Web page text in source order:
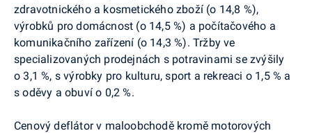
zdravotnického a kosmetického zboží (o 14,8 %),
výrobků pro domácnost (o 14,5 %) a počítačového a
komunikačního zařízení (o 14,3 %). Tržby ve
specializovaných prodejnách s potravinami se zvýšily
o 3,1 %, s výrobky pro kulturu, sport a rekreaci o 1,5 % a
s oděvy a obuví o 0,2 %.
Cenový deflátor v maloobchodě kromě motorových